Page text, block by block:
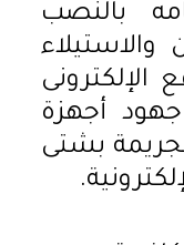
بالنصب
والاستيلاء
الإلكترونى
أجهزة
بشتى